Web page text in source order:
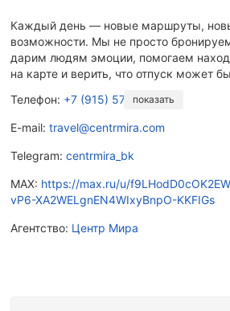
Каждый день — новые маршруты,
возможности. Мы не просто
дарим людям эмоции, помогаем
на карте и верить, что отпуск может
Телефон: +7 (915) 574-6399
показать
E-mail: travel@centrmira.com
Telegram: centrmira_bk
MAX: https://max.ru/u/
vP6-XA2WELgnEN4WIxyBnpO-KKFIGs
Агентство: Центр Мира